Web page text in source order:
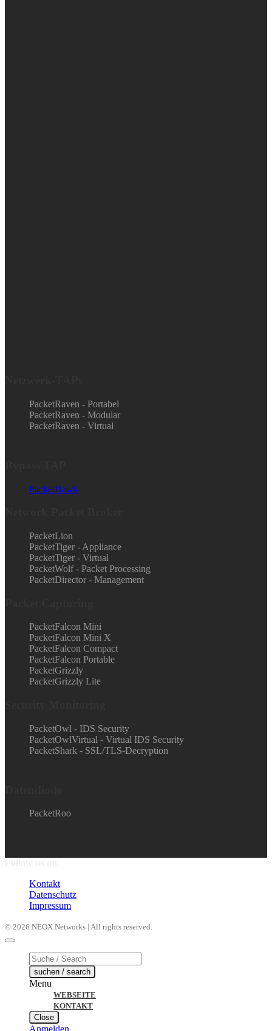
PacketRaven - Portabel
PacketRaven - Modular
PacketRaven - Virtual
PacketHawk
PacketLion
PacketTiger - Appliance
PacketTiger - Virtual
PacketWolf - Packet Processing
PacketDirector - Management
PacketFalcon Mini
PacketFalcon Mini X
PacketFalcon Compact
PacketFalcon Portable
PacketGrizzly
PacketGrizzly Lite
PacketOwl - IDS Security
PacketOwlVirtual - Virtual IDS Security
PacketShark - SSL/TLS-Decryption
PacketRoo
Kontakt
Datenschutz
Impressum
© 2026 NEOX Networks | All rights reserved.
Products
search
suchen / search
Menu
WEBSEITE
KONTAKT
Close